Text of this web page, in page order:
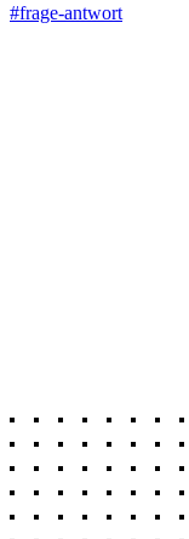
#frage-antwort